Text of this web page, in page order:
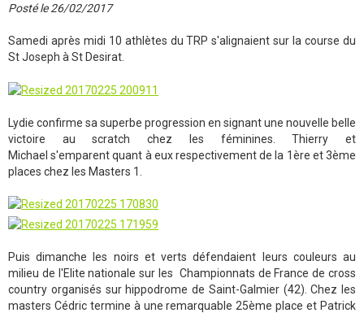
Posté le 26/02/2017
Samedi après midi 10 athlètes du TRP s'alignaient sur la course du
St Joseph à St Desirat.
Lydie confirme sa superbe progression en signant une nouvelle belle
victoire au scratch chez les féminines. Thierry et
Michael s'emparent quant à eux respectivement de la 1ère et 3ème
places chez les Masters 1.
Puis dimanche les noirs et verts défendaient leurs couleurs au
milieu de l'Elite nationale sur les Championnats de France de cross
country organisés sur hippodrome de Saint-Galmier (42). Chez les
masters Cédric termine à une remarquable 25ème place et Patrick